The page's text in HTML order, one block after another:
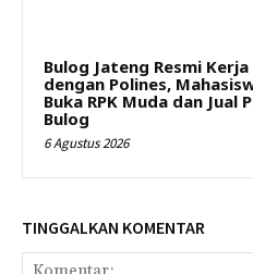
Bulog Jateng Resmi Kerja
dengan Polines,
Buka RPK Muda dan Jual
Bulog
6 Agustus 2026
TINGGALKAN KOMENTAR